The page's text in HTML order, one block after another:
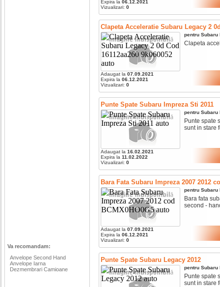
Va recomandam:
Anvelope Second Hand
Anvelope Iarna
Dezmembrari Camioane
Expira la 06.12.2021
Vizualizari: 0
Clapeta Acceleratie Subaru Legacy 2
Adaugat la 07.09.2021
Expira la 06.12.2021
Vizualizari: 0
pentru Subaru
Clapeta
Punte Spate Subaru Impreza Sti 2011
Adaugat la 16.02.2021
Expira la 11.02.2022
Vizualizari: 0
pentru Subaru
Punte spate
sunt in stare
Bara Fata Subaru Impreza 2007 2012
Adaugat la 07.09.2021
Expira la 06.12.2021
Vizualizari: 0
pentru Subaru
Bara fata
second -
Punte Spate Subaru Legacy 2012
pentru Subaru
Punte spate
sunt in stare